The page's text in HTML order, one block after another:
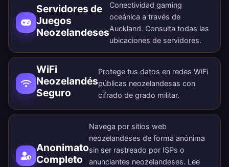
Servidores de
Juegos
Neozelandeses
Conectividad gaming
oceánica a través de
Auckland. Consulta todas las
ubicaciones de servidores.
WiFi
Neozelandés
Seguro
Protege tus datos en redes WiFi
públicas neozelandesas con
cifrado de grado militar.
Anonimato
Completo
Navega por sitios web
neozelandeses de forma anónima
sin ser rastreado por ISPs o
anunciantes neozelandeses. Lee